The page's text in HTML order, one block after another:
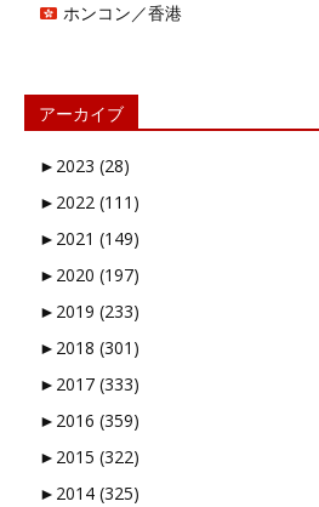
ホンコン／香港
アーカイブ
► 2023 (28)
► 2022 (111)
► 2021 (149)
► 2020 (197)
► 2019 (233)
► 2018 (301)
► 2017 (333)
► 2016 (359)
► 2015 (322)
► 2014 (325)